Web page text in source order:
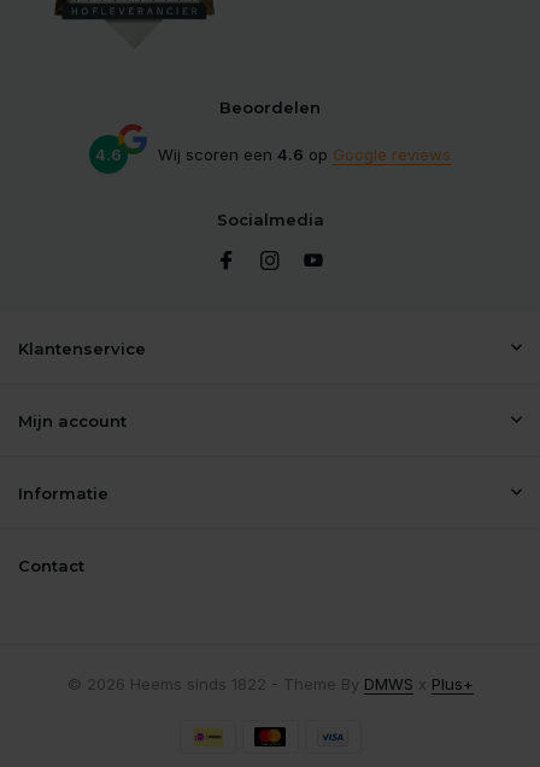
Beoordelen
4.6 Wij scoren een 4.6 op Google reviews
Socialmedia
Klantenservice
Mijn account
Informatie
Contact
© 2026 Heems sinds 1822 - Theme By DMWS x Plus+